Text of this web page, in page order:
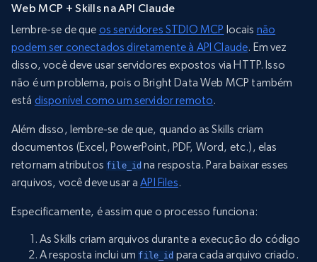
Web MCP + Skills na API Claude
Lembre-se de que os servidores STDIO MCP locais não
podem ser conectados diretamente à API Claude. Em vez
disso, você deve usar servidores expostos via HTTP. Isso
não é um problema, pois o Bright Data Web MCP também
está disponível como um servidor remoto.
Além disso, lembre-se de que, quando as Skills criam
documentos (Excel, PowerPoint, PDF, Word, etc.), elas
retornam atributos file_id na resposta. Para baixar esses
arquivos, você deve usar aAPI Files.
Especificamente, é assim que o processo funciona:
As Skills criam arquivos durante a execução do código
A resposta inclui um file_id para cada arquivo criado.